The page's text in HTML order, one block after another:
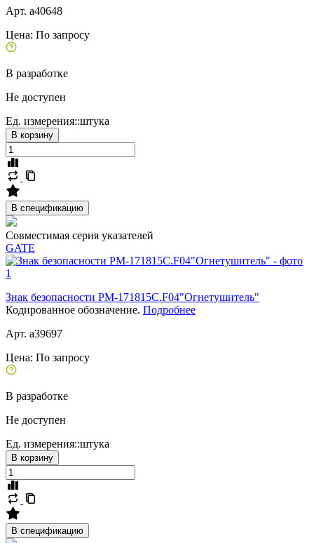
Арт. a40648
Цена: По запросу
В разработке
Не доступен
Ед. измерения::штука
В корзину
В спецификацию
Совместимая серия указателей
GATE
Знак безопасности PM-171815C.F04"Огнетушитель"
Кодированное обозначение. Подробнее
Арт. a39697
Цена: По запросу
В разработке
Не доступен
Ед. измерения::штука
В корзину
В спецификацию